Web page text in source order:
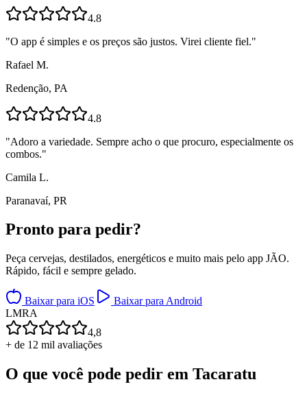
4.8
"O app é simples e os preços são justos. Virei cliente fiel."
Rafael M.
Redenção, PA
4.8
"Adoro a variedade. Sempre acho o que procuro, especialmente os
combos."
Camila L.
Paranavaí, PR
Pronto para pedir?
Peça cervejas, destilados, energéticos e muito mais pelo app JÃO.
Rápido, fácil e sempre gelado.
Baixar para iOS
Baixar para Android
LMRA
4,8
+ de 12 mil avaliações
O que você pode pedir em Tacaratu